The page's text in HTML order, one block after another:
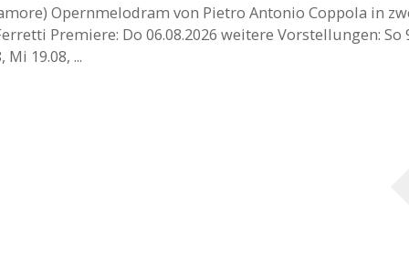
Opernmelodram von Pietro Antonio Coppola in
Premiere: Do 06.08.2026 weitere Vorstellungen: So
Mi 19.08, ...